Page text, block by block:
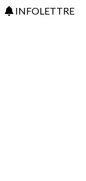
INFOLETTRE